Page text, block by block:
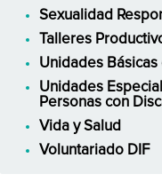
Sexualidad
Talleres
Unidades
Unidades
Personas con
Vida y Salud
Voluntariado DIF